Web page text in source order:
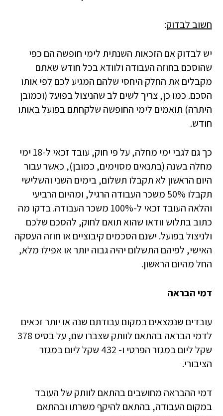
חשוב לבדוק:
יש לבדוק אם הזכאות השנתית לימי חופשה הם כפי
שהוסכם בחוזה העבודה ולוודא בכל חודש שאתם
מקבלים את החלק היחסי שלהם המגיע לכם לפי אותו
הסכם. כמו כן, צריך לשים לב שהניצול בפועל (וכמובן
היתרה) תואמים לימי החופשה שלקחתם בפועל באותו
חודש.
כך גם לגבי ימי מחלה, על פי חוק, עובד זכאי ל-18 ימי
מחלה בשנה (בתנאים מסוימים, כמובן), כאשר עבור
היום הראשון לא תקבלו תשלום, בימים השני והשלישי
תקבלו 50% משכר העבודה הרגיל, ומהיום הרביעי
והלאה העובד זכאי ל-100% משכר העבודה. בדקו מה
כתוב בתלוש וודאו שהוא תואם לחוק, להסכם שלכם
ולניצול בפועל. ישנם הסכמים קיבוציים או חוזה העסקה
האישי, לפיהם התשלום יהיה גבוה יותר או אפילו מלא,
החל מהיום הראשון.
דמי הבראה
עובדים שנמצאים במקום עבודתם שנה או יותר זכאים
לדמי הבראה בהתאם לוותק שצברו שם, על בסיס 378
שקל ליום במגזר הפרטי ו- 432 שקל ליום במגזר
הציבורי.
דמי ההבראה מחושבים בהתאם לוותק של העובד
במקום העבודה, בהתאם להיקף משרתו ובהתאם